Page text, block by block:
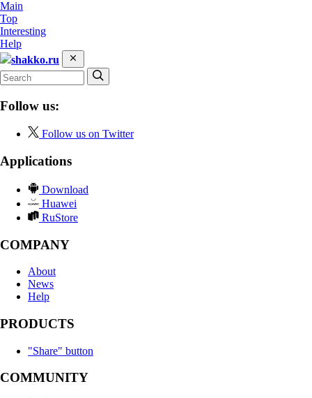
Main
Top
Interesting
Help
shakko.ru
Follow us:
Follow us on Twitter
Applications
Download
Huawei
RuStore
COMPANY
About
News
Help
PRODUCTS
"Share" button
COMMUNITY